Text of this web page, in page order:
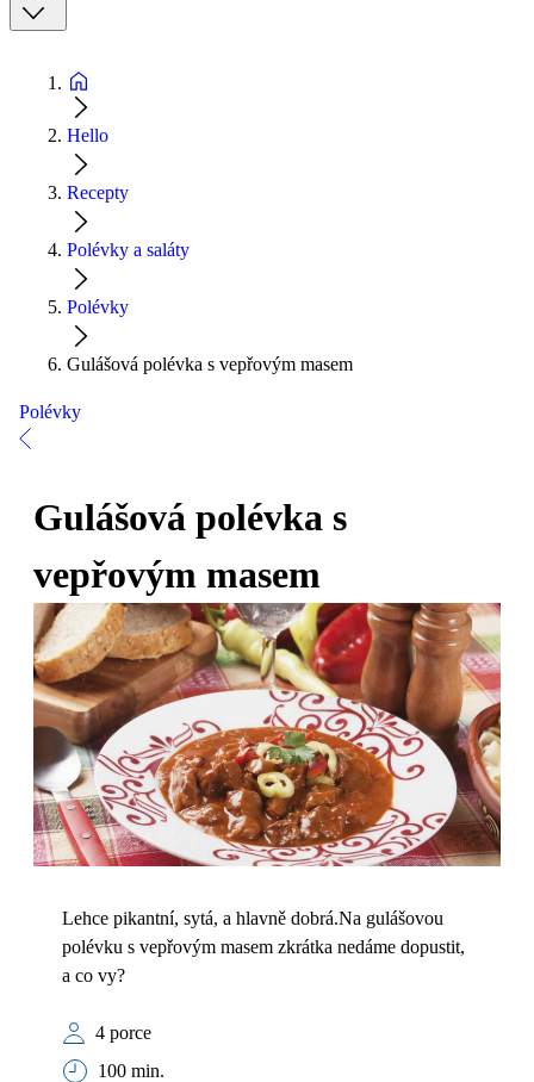
Hello
Recepty
Polévky a saláty
Polévky
Gulášová polévka s vepřovým masem
Polévky
Gulášová polévka s
vepřovým masem
Lehce pikantní, sytá, a hlavně dobrá.Na gulášovou
polévku s vepřovým masem zkrátka nedáme dopustit,
a co vy?
4 porce
100 min.